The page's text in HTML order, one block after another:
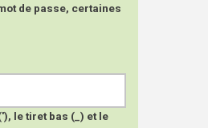
de passe, certaines
le tiret bas (_) et le